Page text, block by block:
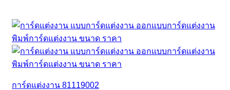
การ์ดแต่งงาน 81119002